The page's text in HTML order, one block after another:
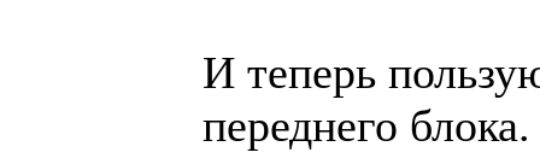
И теперь
переднего блока.